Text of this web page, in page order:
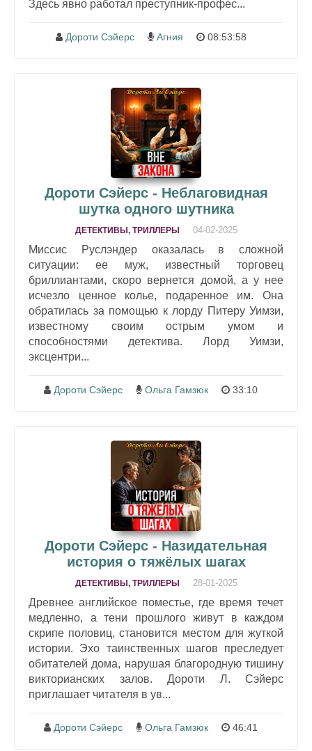
Здесь явно работал преступник-профес...
Дороти Сэйерс Агния 08:53:58
Дороти Сэйерс - Неблаговидная
шутка одного шутника
ДЕТЕКТИВЫ, ТРИЛЛЕРЫ 04-02-2025
Миссис Руслэндер оказалась в сложной
ситуации: ее муж, известный торговец
бриллиантами, скоро вернется домой, а у нее
исчезло ценное колье, подаренное им. Она
обратилась за помощью к лорду Питеру Уимзи,
известному своим острым умом и
способностями детектива. Лорд Уимзи,
эксцентри...
Дороти Сэйерс Ольга Гамзюк 33:10
Дороти Сэйерс - Назидательная
история о тяжёлых шагах
ДЕТЕКТИВЫ, ТРИЛЛЕРЫ 28-01-2025
Древнее английское поместье, где время течет
медленно, а тени прошлого живут в каждом
скрипе половиц, становится местом для жуткой
истории. Эхо таинственных шагов преследует
обитателей дома, нарушая благородную тишину
викторианских залов. Дороти Л. Сэйерс
приглашает читателя в ув...
Дороти Сэйерс Ольга Гамзюк 46:41